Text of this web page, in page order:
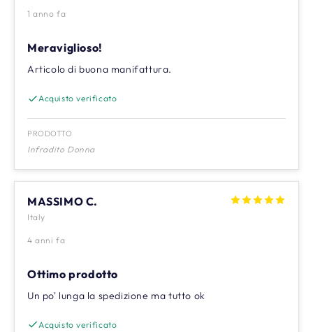
1 anno fa
Meraviglioso!
Articolo di buona manifattura.
Acquisto verificato
PRODOTTO
Infradito Donna
MASSIMO C.
Italy
4 anni fa
Ottimo prodotto
Un po' lunga la spedizione ma tutto ok
Acquisto verificato